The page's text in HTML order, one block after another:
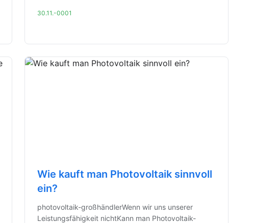
30.11.-0001
Wie kauft man Photovoltaik sinnvoll
ein?
photovoltaik-großhändlerWenn wir uns unserer
Leistungsfähigkeit nichtKann man Photovoltaik-